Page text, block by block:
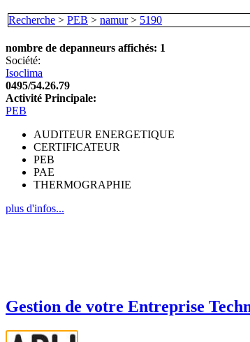
Recherche > PEB > namur> 5190
nombre de depanneurs affichés: 1
Société:
Isoclima
0495/54.26.79
Activité Principale:
PEB
AUDITEUR ENERGETIQUE
CERTIFICATEUR
PEB
PAE
THERMOGRAPHIE
plus d'infos...
Gestion de votre Entreprise